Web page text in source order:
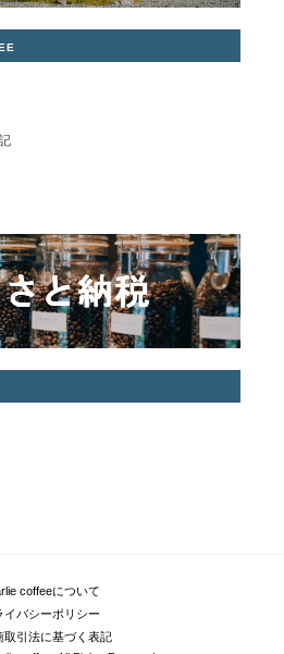
coffeeについて
イバシーポリシー
取引法に基づく表記